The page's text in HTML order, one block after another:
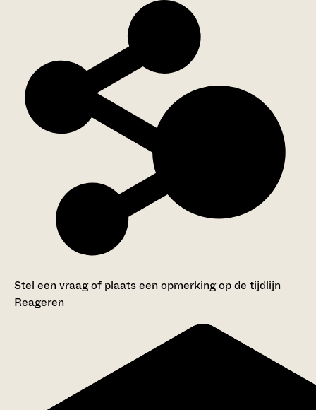
Stel een vraag of plaats een opmerking op de tijdlijn
Reageren